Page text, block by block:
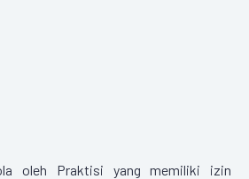
oleh Praktisi yang memiliki izin